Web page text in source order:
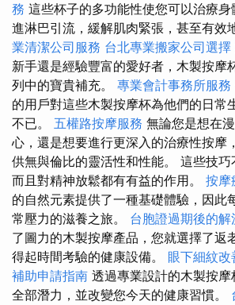
務 這些杯子的多功能性使您可以治療身
進淋巴引流，緩解肌肉緊張，甚至有效
業清潔公司服務 台北專業搬家公司選擇
新手還是經驗豐富的愛好者，木製按摩
列中的寶貴補充。 專業會計事務所服務
的用戶對這些木製按摩杯為他們的日常
不已。 五權路按摩服務 無論您是想在
心，還是想要進行更深入的治療性按摩
供無與倫比的靈活性和性能。 這些技巧
而且對精神放鬆都有有益的作用。 按摩
的自然元素提供了一種基礎體驗，因此
常壓力的滋養之旅。 台胞證過期後的解
了圖力的木製按摩產品，您就選擇了返
得起時間考驗的健康設備。 眼下細紋改
補助申請指南 透過專業設計的木製按
全部潛力，並改變您今天的健康習慣。